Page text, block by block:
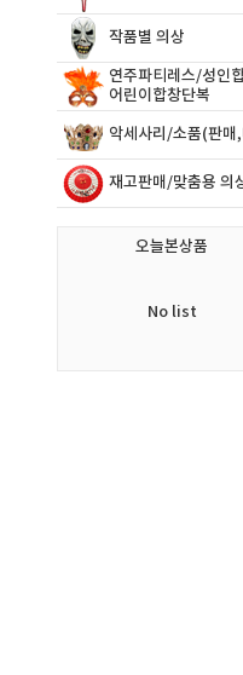
작품별 의상
연주파티레스/성인
어린이합창단복
악세사리/소품(판매
재고판매/맞춤용 의
오늘본상품
No list